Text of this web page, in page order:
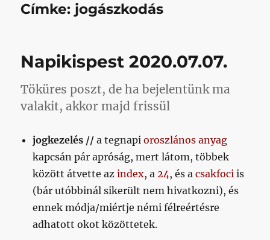
Címke: jogászkodás
Napikispest 2020.07.07.
Töküres poszt, de ha bejelentünk ma
valakit, akkor majd frissül
jogkezelés // a tegnapioroszlános anyag
kapcsán pár apróság, mert látom, többek
között átvette azindex, a24, és acsakfoci is
(bár utóbbinál sikerült nem hivatkozni), és
ennek módja/miértje némi félreértésre
adhatott okot közöttetek.